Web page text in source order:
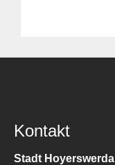
Kontakt
Stadt Hoyerswerda